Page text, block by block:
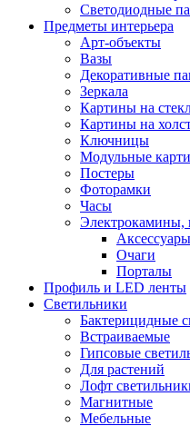
Светодиодные
Предметы интерьера
Арт-объекты
Вазы
Декоративные
Зеркала
Картины на
Картины на
Ключницы
Модульные
Постеры
Фоторамки
Часы
Электрокамины,
Очаги
Порталы
Профиль и LED ленты
Светильники
Бактерицидные
Встраиваемые
Гипсовые
Для растений
Лофт
Магнитные
Мебельные